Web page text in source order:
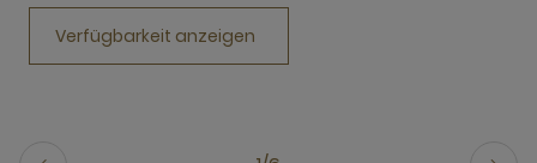
Verfügbarkeit anzeigen